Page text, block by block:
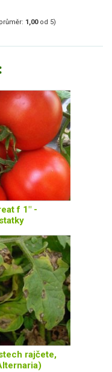
1,00od 5)
f 1" -
rajčete,